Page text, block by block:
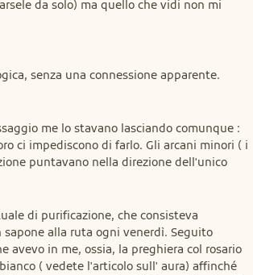
da solo) ma quello che vidi non mi
senza una connessione apparente.
me lo stavano lasciando comunque :
ci impediscono di farlo. Gli arcani minori ( i
puntavano nella direzione dell'unico
di purificazione, che consisteva
alla ruta ogni venerdì. Seguito
avevo in me, ossia, la preghiera col rosario
( vedete l'articolo sull' aura) affinché